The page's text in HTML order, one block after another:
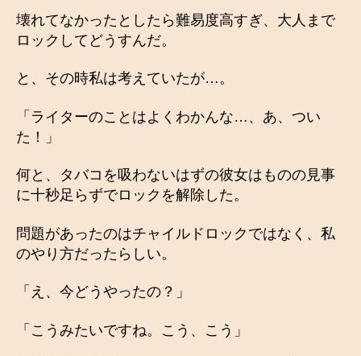
壊れてなかったとしたら難易度高すぎ、大人まで
ロックしてどうすんだ。
と、その時私は考えていたが…。
「ライターのことはよくわかんな…、あ、つい
た！」
何と、タバコを吸わないはずの彼女はものの見事
に十秒足らずでロックを解除した。
問題があったのはチャイルドロックではなく、私
のやり方だったらしい。
「え、今どうやったの？」
「こうみたいですね。こう、こう」